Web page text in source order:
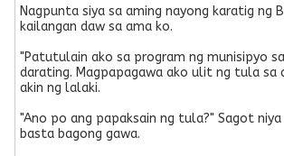
Nagpunta siya sa aming nayong karatig ng
kailangan daw sa ama ko.
"Patutulain ako sa program ng munisipyo
darating. Magpapagawa ako ulit ng tula sa
akin ng lalaki.
"Ano po ang papaksain ng tula?" Sagot
basta bagong gawa.